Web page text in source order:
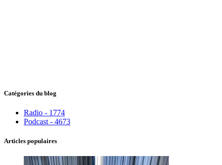
Catégories du blog
Radio - 1774
Podcast - 4673
Articles populaires